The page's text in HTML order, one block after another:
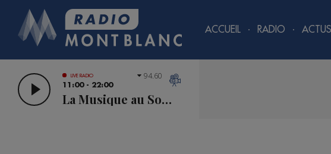
ACCUEIL RADIO ACTUS
LIVE RADIO
11:00 - 22:00
La Musique au Sommet
94.60